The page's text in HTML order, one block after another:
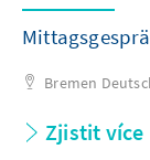
Bremen
Zjistit více